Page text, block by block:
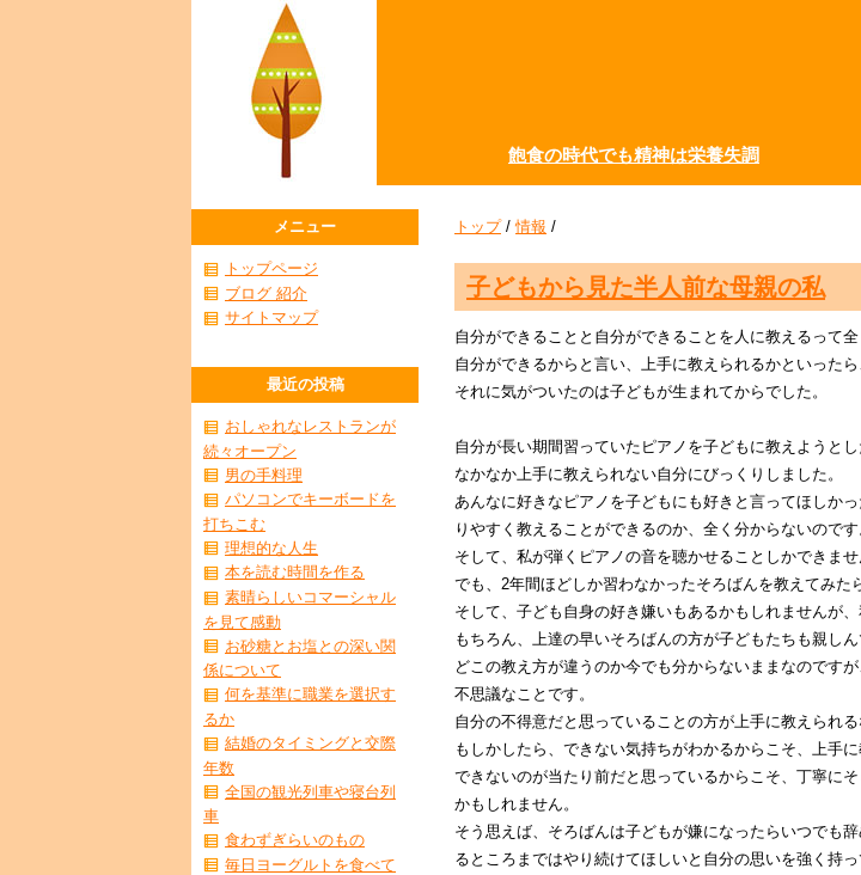
飽食の時代でも精神は栄養失調
トップ/情報 /
子どもから見た半人前な母親の私
自分ができることと自分ができることを人に教えるって全
自分ができるからと言い、上手に教えられるかといったら
それに気がついたのは子どもが生まれてからでした。
自分が長い期間習っていたピアノを子どもに教えようとし
なかなか上手に教えられない自分にびっくりしました。
あんなに好きなピアノを子どもにも好きと言ってほしか
りやすく教えることができるのか、全く分からないのです
そして、私が弾くピアノの音を聴かせることしかできませ
でも、2年間ほどしか習わなかったそろばんを教えてみた
そして、子ども自身の好き嫌いもあるかもしれませんが
もちろん、上達の早いそろばんの方が子どもたちも親しん
どこの教え方が違うのか今でも分からないままなのです
不思議なことです。
自分の不得意だと思っていることの方が上手に教えられる
もしかしたら、できない気持ちがわかるからこそ、上手
できないのが当たり前だと思っているからこそ、丁寧に
かもしれません。
そう思えば、そろばんは子どもが嫌になったらいつでも
るところまではやり続けてほしいと自分の思いを強く持
メニュー
トップページ
ブログ 紹介
サイトマップ
最近の投稿
おしゃれなレストランが
続々オープン
男の手料理
パソコンでキーボードを
打ちこむ
理想的な人生
本を読む時間を作る
素晴らしいコマーシャル
を見て感動
お砂糖とお塩との深い関
係について
何を基準に職業を選択す
るか
結婚のタイミングと交際
年数
全国の観光列車や寝台列
車
食わずぎらいのもの
毎日ヨーグルトを食べて